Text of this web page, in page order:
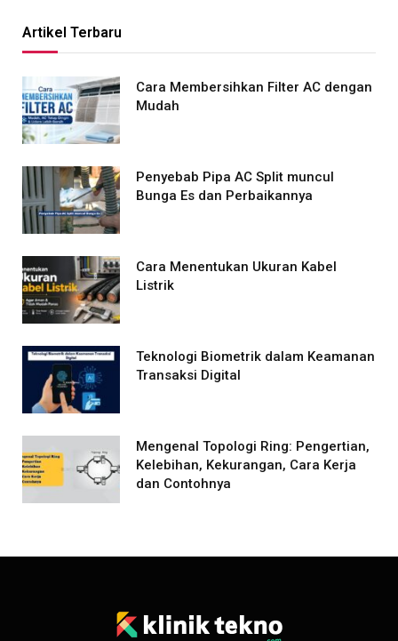
Artikel Terbaru
Cara Membersihkan Filter AC dengan
Mudah
Penyebab Pipa AC Split muncul
Bunga Es dan Perbaikannya
Cara Menentukan Ukuran Kabel
Listrik
Teknologi Biometrik dalam Keamanan
Transaksi Digital
Mengenal Topologi Ring: Pengertian,
Kelebihan, Kekurangan, Cara Kerja
dan Contohnya